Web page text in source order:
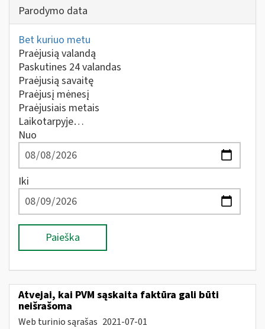
Parodymo data
Bet kuriuo metu
Praėjusią valandą
Paskutines 24 valandas
Praėjusią savaitę
Praėjusį mėnesį
Praėjusiais metais
Laikotarpyje…
Nuo
Iki
Paieška
Atvejai, kai PVM sąskaita faktūra gali būti
neišrašoma
Web turinio sąrašas 2021-07-01